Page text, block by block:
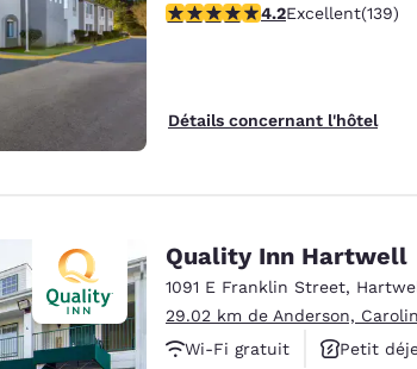
4.24 étoiles. Excellent. 139
4.2Excellent(139)
Détails concernant l'hôtel
Quality Inn Hartwell
1091 E Franklin Street,
29.02 km de Anderson,
Wi-Fi gratuit
Petit